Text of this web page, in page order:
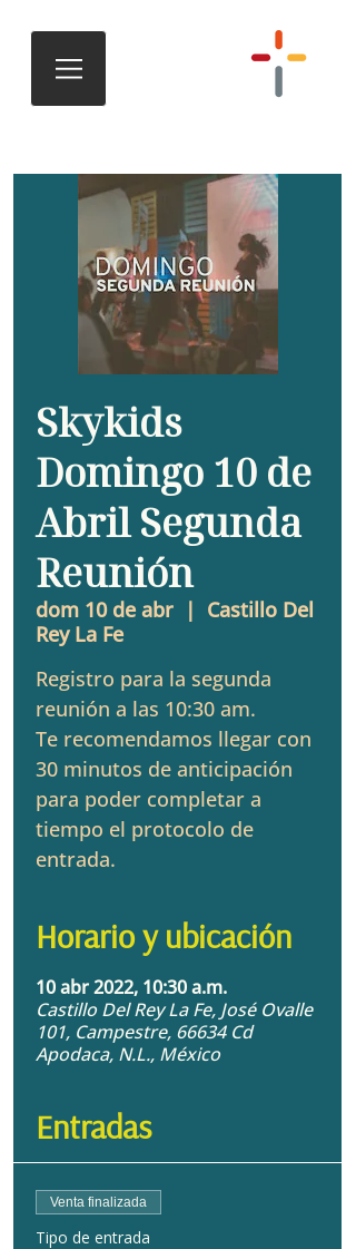
Skykids
Domingo 10 de
Abril Segunda
Reunión
dom 10 de abr
  |
Castillo Del
Rey La Fe
Registro para la segunda
reunión a las 10:30 am.
Te recomendamos llegar con
30 minutos de anticipación
para poder completar a
tiempo el protocolo de
entrada.
Horario y ubicación
10 abr 2022, 10:30 a.m.
Castillo Del Rey La Fe, José Ovalle
101, Campestre, 66634 Cd
Apodaca, N.L., México
Entradas
Venta finalizada
Tipo de entrada